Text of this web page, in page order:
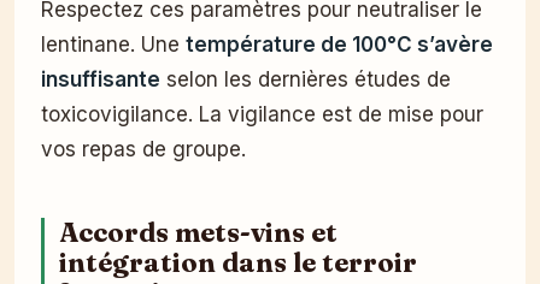
Respectez ces paramètres pour neutraliser le
lentinane. Une température de 100°C s’avère
insuffisante selon les dernières études de
toxicovigilance. La vigilance est de mise pour
vos repas de groupe.
Accords mets-vins et
intégration dans le terroir